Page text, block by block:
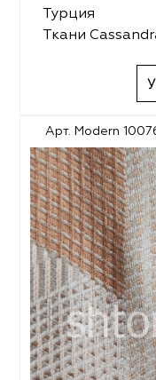
Турция
Ткани
Арт. Modern